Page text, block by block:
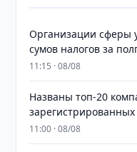
Организации сферы
сумов налогов за
11:15 · 08/08
Названы топ-20
11:00 · 08/08